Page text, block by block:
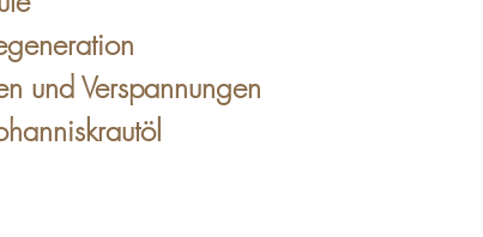
und Verspannungen